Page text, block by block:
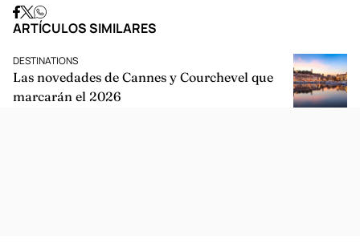
ARTÍCULOS SIMILARES
DESTINATIONS
Las novedades de Cannes y Courchevel que
marcarán el 2026